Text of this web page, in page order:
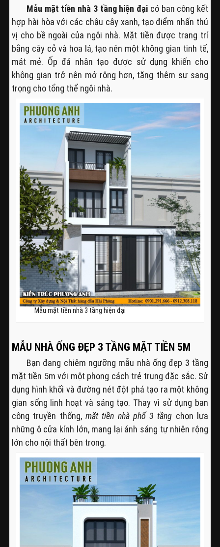
Mẫu mặt tiền nhà 3 tầng hiện đại có ban công kết
hợp hài hòa với các chậu cây xanh, tạo điểm nhấn thú
vị cho bề ngoài của ngôi nhà. Mặt tiền được trang trí
bằng cây cỏ và hoa lá, tạo nên một không gian tinh tế,
mát mẻ. Ốp đá nhân tạo được sử dụng khiến cho
không gian trở nên mở rộng hơn, tăng thêm sự sang
trọng cho tổng thể ngôi nhà.
Mẫu mặt tiền nhà 3 tầng hiện đại
MẪU NHÀ ỐNG ĐẸP 3 TẦNG MẶT TIỀN 5M
Bạn đang chiêm ngưỡng mẫu nhà ống đẹp 3 tầng
mặt tiền 5m với một phong cách trẻ trung đặc sắc. Sử
dụng hình khối và đường nét đột phá tạo ra một không
gian sống linh hoạt và sáng tạo. Thay vì sử dụng ban
công truyền thống, mặt tiền nhà phố 3 tầng chọn lựa
những ô cửa kính lớn, mang lại ánh sáng tự nhiên rộng
lớn cho nội thất bên trong.